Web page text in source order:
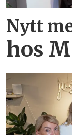
Nytt
hos